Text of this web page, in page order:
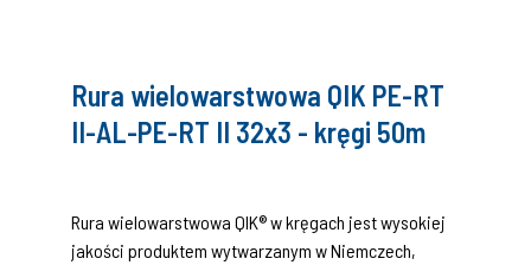
Rura wielowarstwowa QIK PE-RT
II-AL-PE-RT II 32x3 - kręgi 50m
Rura wielowarstwowa QIK® w kręgach jest wysokiej
jakości produktem wytwarzanym w Niemczech,